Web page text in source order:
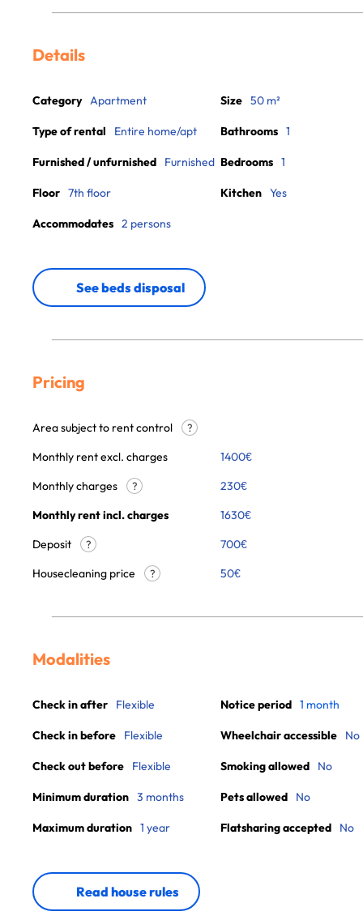
Details
Category Apartment
Type of rental Entire home/apt
Furnished / unfurnished Furnished
Floor 7th floor
Accommodates 2 persons
Size 50 m²
Bathrooms 1
Bedrooms 1
Kitchen Yes
See beds disposal
Pricing
Area subject to rent control ?
Monthly rent excl. charges 1400€
Monthly charges
? 230€
Monthly rent incl. charges
1630€
Deposit
?
700€
Housecleaning price
? 50€
Modalities
Check in after Flexible
Check in before Flexible
Check out before Flexible
Minimum duration 3 months
Maximum duration 1 year
Notice period 1 month
Wheelchair accessible No
Smoking allowed No
Pets allowed No
Flatsharing accepted No
Read house rules